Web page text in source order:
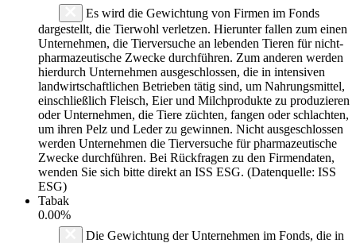
Es wird die Gewichtung von Firmen im Fonds
dargestellt, die Tierwohl verletzen. Hierunter fallen zum einen
Unternehmen, die Tierversuche an lebenden Tieren für nicht-
pharmazeutische Zwecke durchführen. Zum anderen werden
hierdurch Unternehmen ausgeschlossen, die in intensiven
landwirtschaftlichen Betrieben tätig sind, um Nahrungsmittel,
einschließlich Fleisch, Eier und Milchprodukte zu produzieren
oder Unternehmen, die Tiere züchten, fangen oder schlachten,
um ihren Pelz und Leder zu gewinnen. Nicht ausgeschlossen
werden Unternehmen die Tierversuche für pharmazeutische
Zwecke durchführen. Bei Rückfragen zu den Firmendaten,
wenden Sie sich bitte direkt an ISS ESG. (Datenquelle: ISS
ESG)
Tabak
0.00%
Die Gewichtung der Unternehmen im Fonds, die in